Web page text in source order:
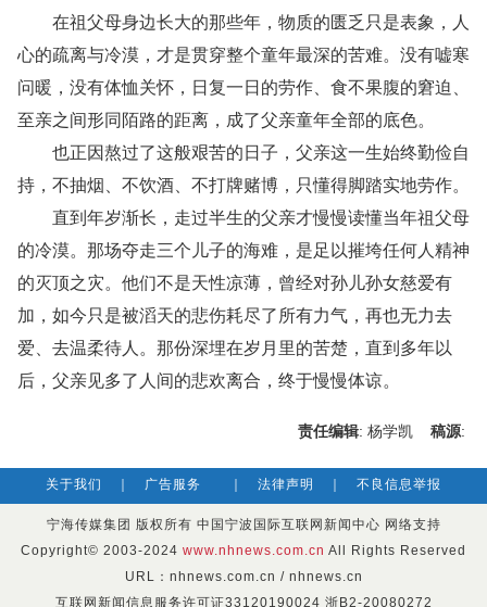
在祖父母身边长大的那些年，物质的匮乏只是表象，人
心的疏离与冷漠，才是贯穿整个童年最深的苦难。没有嘘寒
问暖，没有体恤关怀，日复一日的劳作、食不果腹的窘迫、
至亲之间形同陌路的距离，成了父亲童年全部的底色。
也正因熬过了这般艰苦的日子，父亲这一生始终勤俭自
持，不抽烟、不饮酒、不打牌赌博，只懂得脚踏实地劳作。
直到年岁渐长，走过半生的父亲才慢慢读懂当年祖父母
的冷漠。那场夺走三个儿子的海难，是足以摧垮任何人精神
的灭顶之灾。他们不是天性凉薄，曾经对孙儿孙女慈爱有
加，如今只是被滔天的悲伤耗尽了所有力气，再也无力去
爱、去温柔待人。那份深埋在岁月里的苦楚，直到多年以
后，父亲见多了人间的悲欢离合，终于慢慢体谅。
责任编辑: 杨学凯 稿源:
关于我们 广告服务 法律声明 不良信息举报
宁海传媒集团 版权所有 中国宁波国际互联网新闻中心 网络支持
Copyright© 2003-2024 www.nhnews.com.cn All Rights Reserved
URL：nhnews.com.cn / nhnews.cn
互联网新闻信息服务许可证33120190024 浙B2-20080272